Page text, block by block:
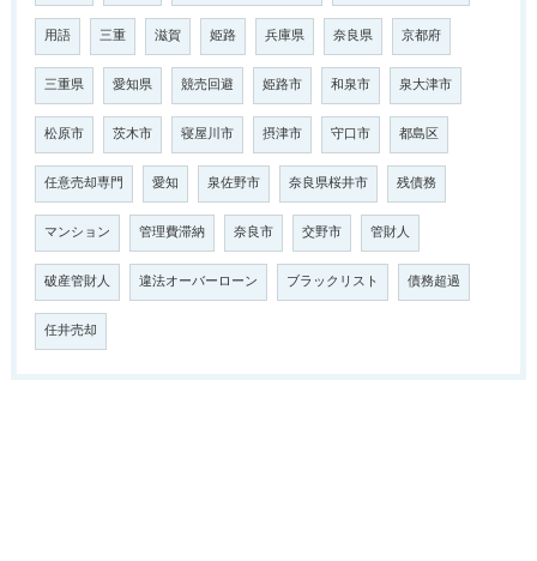
用語 三重 滋賀 姫路 兵庫県 奈良県 京都府
三重県 愛知県 競売回避 姫路市 和泉市 泉大津市
松原市 茨木市 寝屋川市 摂津市 守口市 都島区
任意売却専門 愛知 泉佐野市 奈良県桜井市 残債務
マンション 管理費滞納 奈良市 交野市 管財人
破産管財人 違法オーバーローン ブラックリスト 債務超過
任井売却